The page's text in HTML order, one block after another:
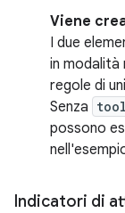
Viene
I due
in modalità
regole di
Senza
possono
Indicatori di